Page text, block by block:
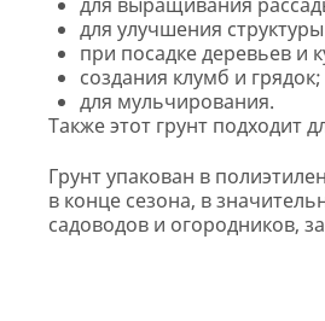
для улучшения
при посадке деревьев и
создания клумб и грядок;
для мульчирования.
Также этот грунт подходит
Грунт упакован в
в конце сезона, в
садоводов и огородников,